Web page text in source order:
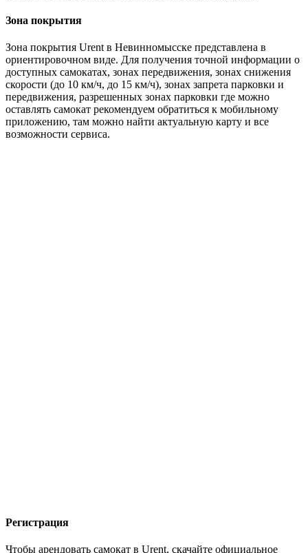
Зона покрытия
Зона покрытия Urent в Невинномысске представлена в
ориентировочном виде. Для получения точной информации о
доступных самокатах, зонах передвижения, зонах снижения
скорости (до 10 км/ч, до 15 км/ч), зонах запрета парковки и
передвижения, разрешенных зонах парковки где можно
оставлять самокат рекомендуем обратиться к мобильному
приложению, там можно найти актуальную карту и все
возможности сервиса.
Регистрация
Чтобы арендовать самокат в Urent, скачайте официальное